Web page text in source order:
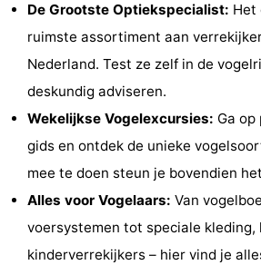
Zee
De
Vlijt
Hoeve
Holland
Land
en
Zeezicht
Strandhuys
Strandplevier
Bed
Campings
De Grootste Optiekspecialist: Het
ruimste assortiment aan
Nederland. Test ze zelf in de
deskundig adviseren.
Wekelijkse Vogelexcursies: Ga
gids en ontdek de unieke
mee te doen steun je bovendien
Alles voor Vogelaars: Van
voersystemen tot speciale kleding,
kinderverrekijkers – hier vind je